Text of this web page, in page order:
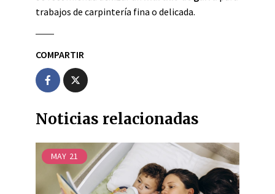
trabajos de carpintería fina o delicada.
COMPARTIR
Noticias relacionadas
MAY 21